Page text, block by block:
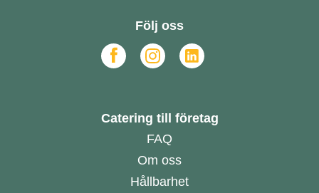
Följ oss
Catering till företag
FAQ
Om oss
Hållbarhet